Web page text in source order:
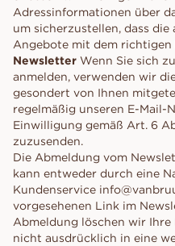
Adressinformationen über
um sicherzustellen, dass
Angebote mit dem
Newsletter Wenn Sie sich
anmelden, verwenden wir
gesondert von Ihnen
regelmäßig unseren E-
Einwilligung gemäß Art. 6
zuzusenden.
Die Abmeldung vom
kann entweder durch eine
Kundenservice
vorgesehenen Link im
Abmeldung löschen wir Ihre
nicht ausdrücklich in eine